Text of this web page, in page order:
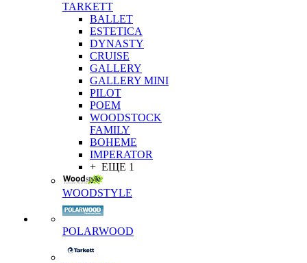
TARKETT
BALLET
ESTETICA
DYNASTY
CRUISE
GALLERY
GALLERY MINI
PILOT
POEM
WOODSTOCK
FAMILY
BOHEME
IMPERATOR
+ ЕЩЕ 1
WOODSTYLE
POLARWOOD